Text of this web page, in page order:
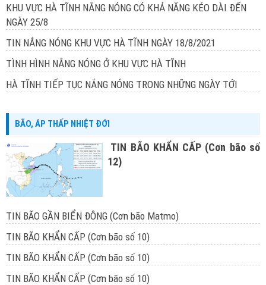
KHU VỰC HÀ TĨNH NẮNG NÓNG CÓ KHẢ NĂNG KÉO DÀI ĐẾN
NGÀY 25/8
TIN NẮNG NÓNG KHU VỰC HÀ TĨNH NGÀY 18/8/2021
TÌNH HÌNH NẮNG NÓNG Ở KHU VỰC HÀ TĨNH
HÀ TĨNH TIẾP TỤC NẮNG NÓNG TRONG NHỮNG NGÀY TỚI
BÃO, ÁP THẤP NHIỆT ĐỚI
TIN BÃO KHẨN CẤP (Cơn bão số
12)
TIN BÃO GẦN BIỂN ĐÔNG (Cơn bão Matmo)
TIN BÃO KHẨN CẤP (Cơn bão số 10)
TIN BÃO KHẨN CẤP (Cơn bão số 10)
TIN BÃO KHẨN CẤP (Cơn bão số 10)